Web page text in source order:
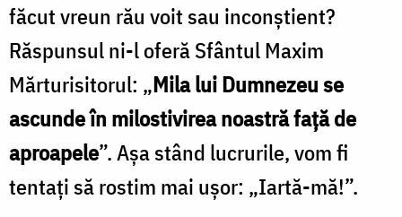
făcut vreun rău voit sau inconștient?
Răspunsul ni-l oferă Sfântul Maxim
Mărturisitorul: „Mila lui Dumnezeu se
ascunde în milostivirea noastră față de
aproapele”. Așa stând lucrurile, vom fi
tentați să rostim mai ușor: „Iartă-mă!”.